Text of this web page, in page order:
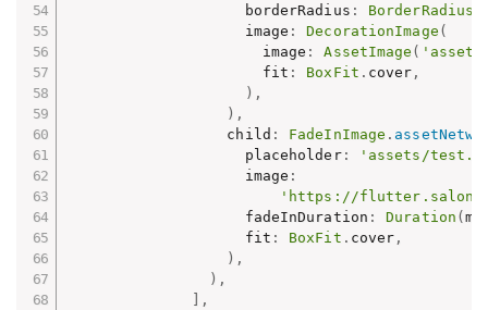
                    borderRadius
: BorderRadius
                    image
: DecorationImage (
                      image
: AssetImage (
                      fit
: BoxFit . cover ,
) ,
) ,
                  child
: FadeInImage .
                    placeholder
:
'assets/
                    image
:
'https://flutter.salon/
                    fadeInDuration
: Duration (
                    fit
: BoxFit . cover ,
) ,
) ,
,